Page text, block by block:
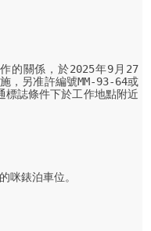
的關係，於2025年9月27
，另准許編號MM-93-64或
誌條件下於工作地點附近
咪錶泊車位。